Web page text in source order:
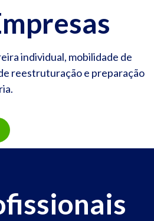
individual, mobilidade de
reestruturação e preparação